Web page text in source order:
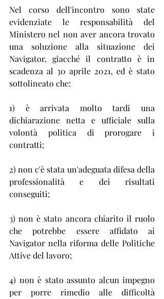
Nel corso dell'incontro sono state
evidenziate le responsabilità del
Ministero nel non aver ancora trovato
una soluzione alla situazione dei
Navigator, giacché il contratto è in
scadenza al 30 aprile 2021, ed è stato
sottolineato che:
1) è arrivata molto tardi una
dichiarazione netta e ufficiale sulla
volontà politica di prorogare i
contratti;
2) non c'è stata un'adeguata difesa della
professionalità e dei risultati
conseguiti;
3) non è stato ancora chiarito il ruolo
che potrebbe essere affidato ai
Navigator nella riforma delle Politiche
Attive del lavoro;
4) non è stato assunto alcun impegno
per porre rimedio alle difficoltà